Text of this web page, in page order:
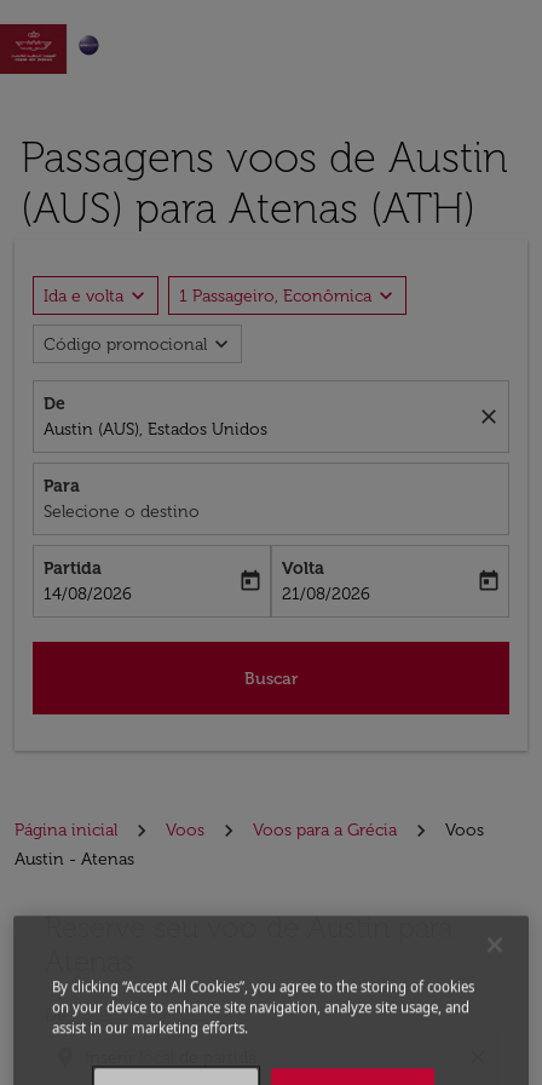

Passagens voos de Austin
(AUS) para Atenas (ATH)
Ida e volta expand_more 1 Passageiro, Econômica expand_more
Código promocional expand_more
De
Austin (AUS), Estados Unidos
close
Para
Selecione o destino
Partida
fc-booking-departure-date-aria-label
14/08/2026
today
Volta
fc-booking-return-date-aria-label
21/08/2026
today
Buscar
Página inicial Voos Voos para a Grécia
Voos
Austin - Atenas
Reserve seu voo de Austin para
De
Experimente atualizar a rota (partida e/ou destino)
By clicking “Accept All Cookies”, you agree to the storing of cookies
on your device to enhance site navigation, analyze site usage, and
assist in our marketing efforts.